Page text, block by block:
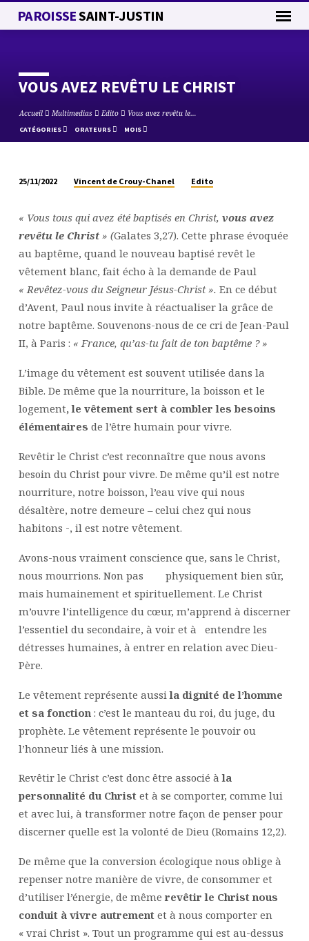
PAROISSESAINT-JUSTIN
VOUS AVEZ REVÊTU LE CHRIST
Accueil Multimedias Edito Vous avez revêtu le…
CATÉGORIES ORATEURS MOIS
AVEZ
REVÊTU
LE
CHRIST
25/11/2022 Vincent de Crouy-Chanel Edito
« Vous tous qui avez été baptisés en Christ, vous avez
revêtu le Christ» (Galates 3,27). Cette phrase évoquée
au baptême, quand le nouveau baptisé revêt le
vêtement blanc, fait écho à la demande de Paul
« Revêtez-vous du Seigneur Jésus-Christ ». En ce début
d’Avent, Paul nous invite à réactualiser la grâce de
notre baptême. Souvenons-nous de ce cri de Jean-Paul
II, à Paris : « France, qu’as-tu fait de ton baptême ? »
L’image du vêtement est souvent utilisée dans la
Bible. De même que la nourriture, la boisson et le
logement, le vêtement sert à combler les besoins
élémentaires de l’être humain pour vivre.
Revêtir le Christ c’est reconnaître que nous avons
besoin du Christ pour vivre. De même qu’il est notre
nourriture, notre boisson, l’eau vive qui nous
désaltère, notre demeure – celui chez qui nous
habitons -, il est notre vêtement.
Avons-nous vraiment conscience que, sans le Christ,
nous mourrions. Non pas physiquement bien sûr,
mais humainement et spirituellement. Le Christ
m’ouvre l’intelligence du cœur, m’apprend à discerner
l’essentiel du secondaire, à voir et à entendre les
détresses humaines, à entrer en relation avec Dieu-
Père.
Le vêtement représente aussila dignité de l’homme
et sa fonction : c’est le manteau du roi, du juge, du
prophète. Le vêtement représente le pouvoir ou
l’honneur liés à une mission.
Revêtir le Christ c’est donc être associé àla
personnalité du Christet à se comporter, comme lui
et avec lui, à transformer notre façon de penser pour
discerner quelle est la volonté de Dieu (Romains 12,2).
De même que la conversion écologique nous oblige à
repenser notre manière de vivre, de consommer et
d’utiliser l’énergie, de même revêtir le Christ nous
conduit à vivre autrementet à nous comporter en
« vrai Christ ». Tout un programme qui est au-dessus